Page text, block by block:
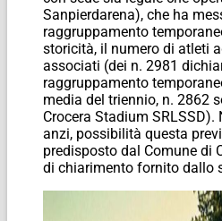
Sanpierdarena), che ha
raggruppamento
storicità, il numero di atleti
associati (dei n. 2981
raggruppamento
media del triennio, n. 2862
Crocera Stadium
anzi, possibilità questa
predisposto dal Comune di
di chiarimento fornito dallo